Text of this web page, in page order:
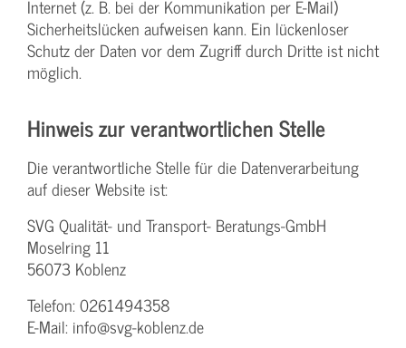
Internet (z. B. bei der Kommunikation per E-Mail)
Sicherheitslücken aufweisen kann. Ein lückenloser
Schutz der Daten vor dem Zugriff durch Dritte ist nicht
möglich.
Hinweis zur verantwortlichen Stelle
Die verantwortliche Stelle für die Datenverarbeitung
auf dieser Website ist:
SVG Qualität- und Transport- Beratungs-GmbH
Moselring 11
56073 Koblenz
Telefon: 0261494358
E-Mail: info@svg-koblenz.de